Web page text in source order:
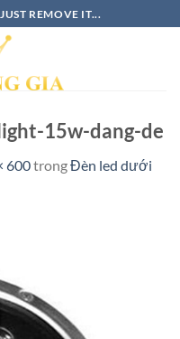
REMOVE IT...
15w-dang-de
600trongĐèn led dưới